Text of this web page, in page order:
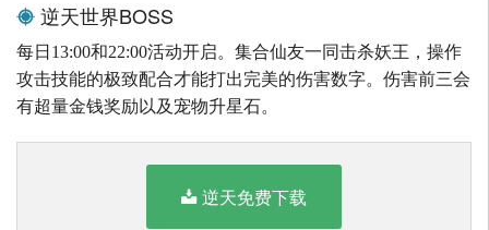
逆天世界BOSS
每日13:00和22:00活动开启。集合仙友一同击杀妖王，操作
攻击技能的极致配合才能打出完美的伤害数字。伤害前三会
有超量金钱奖励以及宠物升星石。
逆天免费下载